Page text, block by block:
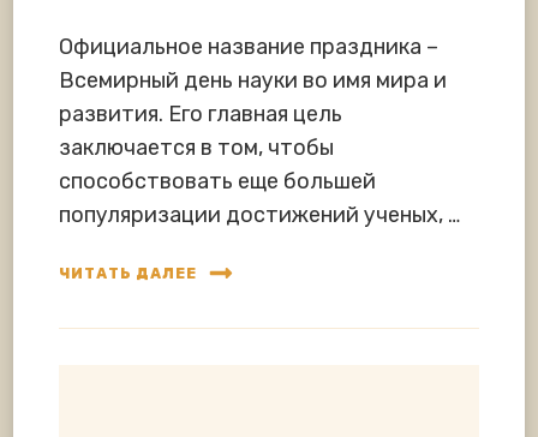
Официальное название праздника –
Всемирный день науки во имя мира и
развития. Его главная цель
заключается в том, чтобы
способствовать еще большей
популяризации достижений ученых, …
ЧИТАТЬ ДАЛЕЕ